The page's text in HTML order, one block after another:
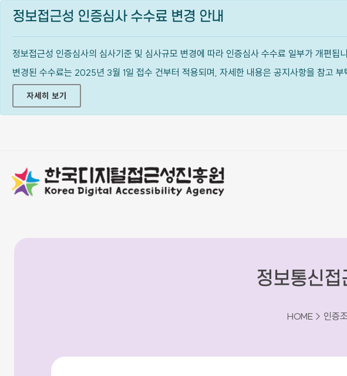
정보접근성 인증심사 수수료 변경 안내
정보접근성 인증심사의 심사기준 및 심사규모 변경에 따라 인증심사 수수료 일부가 개편됩
변경된 수수료는 2025년 3월 1일 접수 건부터 적용되며, 자세한 내용은 공지사항을 참고 부
자세히 보기
정보통신
HOME > 인증